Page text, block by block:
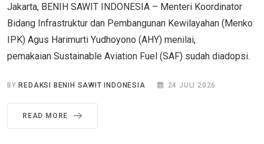
Jakarta, BENIH SAWIT INDONESIA – Menteri Koordinator
Bidang Infrastruktur dan Pembangunan Kewilayahan (Menko
IPK) Agus Harimurti Yudhoyono (AHY) menilai,
pemakaian Sustainable Aviation Fuel (SAF) sudah diadopsi.
BYREDAKSI BENIH SAWIT INDONESIA 24 JULI 2026
READ MORE